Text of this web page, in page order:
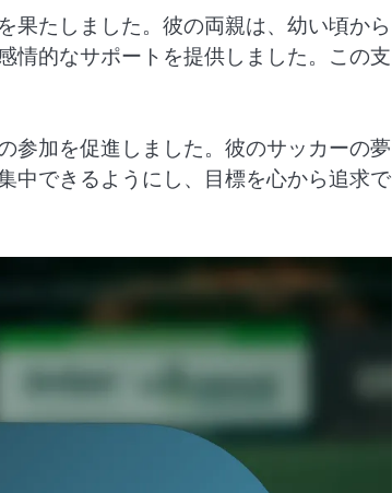
果たしました。彼の両親は、幼い頃から
情的なサポートを提供しました。この支
参加を促進しました。彼のサッカーの夢
中できるようにし、目標を心から追求で